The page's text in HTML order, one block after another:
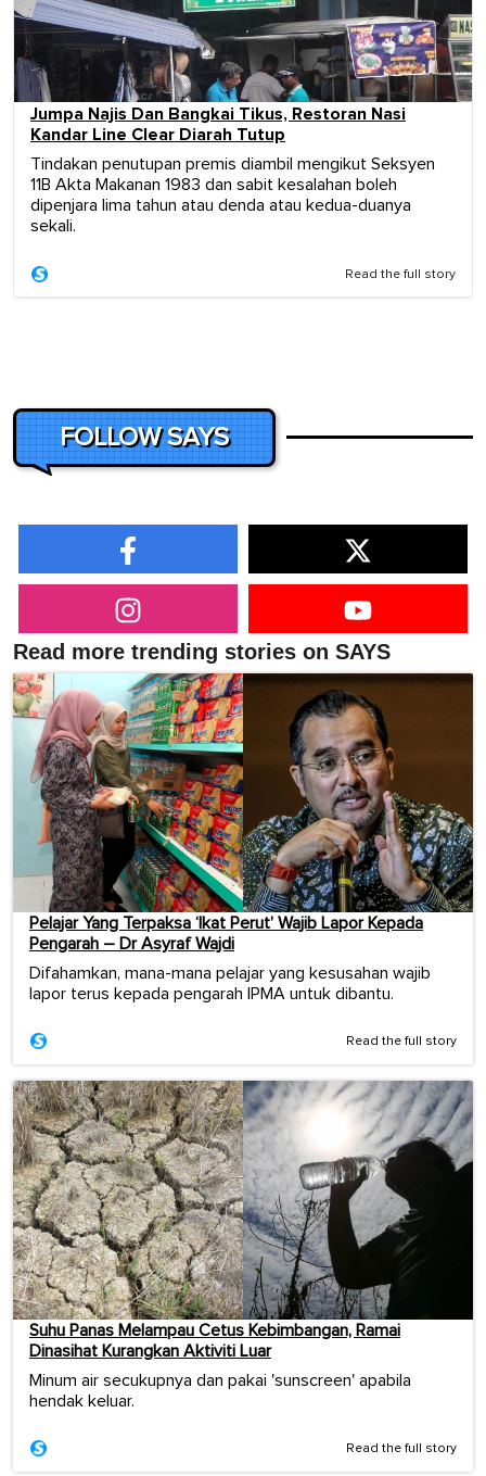
Jumpa Najis Dan Bangkai Tikus, Restoran Nasi
Kandar Line Clear Diarah Tutup
Tindakan penutupan premis diambil mengikut Seksyen
11B Akta Makanan 1983 dan sabit kesalahan boleh
dipenjara lima tahun atau denda atau kedua-duanya
sekali.
Read the full story
FOLLOW SAYS
Read more trending stories on SAYS
Pelajar Yang Terpaksa ‘Ikat Perut’ Wajib Lapor Kepada
Pengarah – Dr Asyraf Wajdi
Difahamkan, mana-mana pelajar yang kesusahan wajib
lapor terus kepada pengarah IPMA untuk dibantu.
Read the full story
Suhu Panas Melampau Cetus Kebimbangan, Ramai
Dinasihat Kurangkan Aktiviti Luar
Minum air secukupnya dan pakai 'sunscreen' apabila
hendak keluar.
Read the full story